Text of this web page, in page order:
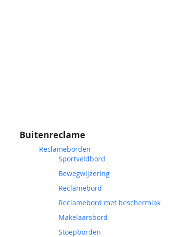
Buitenreclame
Reclameborden
Sportveldbord
Bewegwijzering
Reclamebord
Reclamebord met beschermlak
Makelaarsbord
Stoepborden